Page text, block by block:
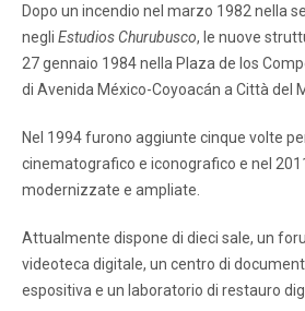
Dopo un incendio nel marzo 1982 nella
negli Estudios Churubusco, le nuove
27 gennaio 1984 nella Plaza de los
di Avenida México-Coyoacán a Città del
Nel 1994 furono aggiunte cinque volte
cinematografico e iconografico e nel
modernizzate e ampliate.
Attualmente dispone di dieci sale, un
videoteca digitale, un centro di
espositiva e un laboratorio di restauro